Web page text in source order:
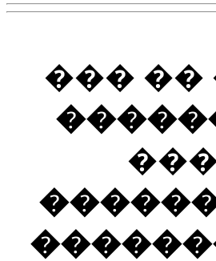
���